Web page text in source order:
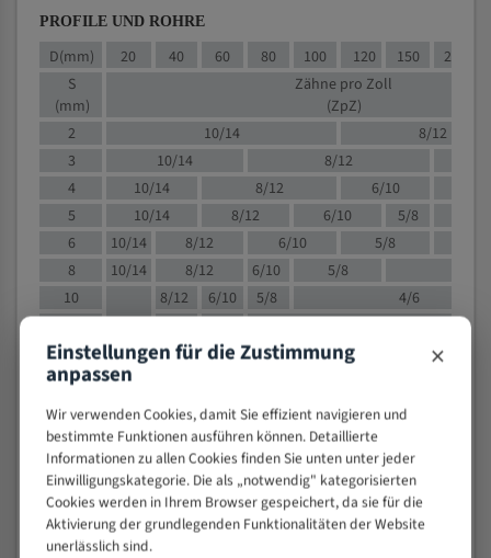
PROFILE UND ROHRE
D(mm) 20 40 60 80 100 120 150 200
S
(mm)
Zähne pro Zoll
(ZpZ)
2
10/14
8/12
3
10/14 8/12
4
10/14 8/12 6/10
5
10/14 8/12 6/10
5/8
6
10/14 8/12 6/10
5/8
8
10/14 8/12 6/10 5/8
10
8/12 6/10 5/8
4/6
15
8/12 6/10
4/5
20
30
4/5
50
80
> 100
VOLLMATERIAL
Einstellungen für die Zustimmung
anpassen ×
Wir verwenden Cookies, damit Sie effizient navigieren und
bestimmte Funktionen ausführen können. Detaillierte
Informationen zu allen Cookies finden Sie unten unter jeder
Einwilligungskategorie. Die als „notwendig" kategorisierten
Cookies werden in Ihrem Browser gespeichert, da sie für die
Aktivierung der grundlegenden Funktionalitäten der Website
unerlässlich sind.